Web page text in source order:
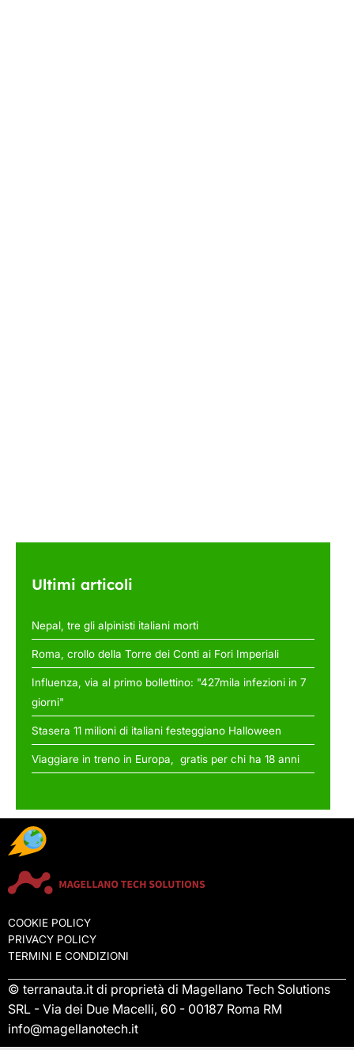
Ultimi articoli
Nepal, tre gli alpinisti italiani morti
Roma, crollo della Torre dei Conti ai Fori Imperiali
Influenza, via al primo bollettino: "427mila infezioni in 7
giorni"
Stasera 11 milioni di italiani festeggiano Halloween
Viaggiare in treno in Europa, gratis per chi ha 18 anni
COOKIE POLICY
PRIVACY POLICY
TERMINI E CONDIZIONI
© terranauta.it di proprietà di Magellano Tech Solutions
SRL - Via dei Due Macelli, 60 - 00187 Roma RM
info@magellanotech.it